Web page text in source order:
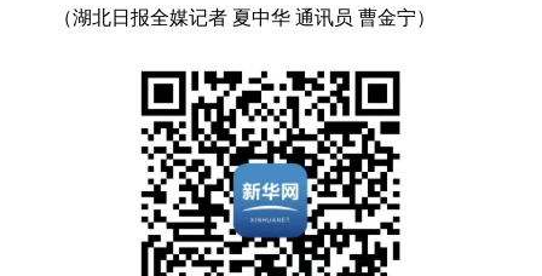
（湖北日报全媒记者 夏中华 通讯员 曹金宁）